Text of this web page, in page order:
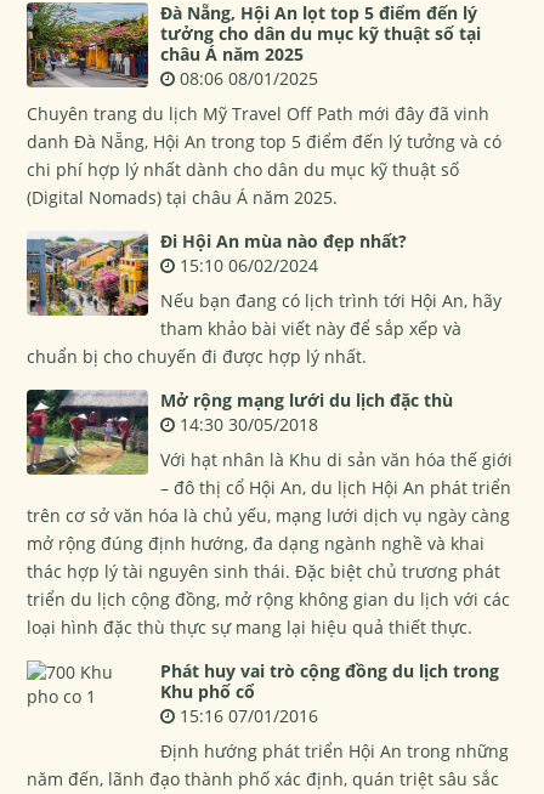
Đà Nẵng, Hội An lọt top 5 điểm đến lý
tưởng cho dân du mục kỹ thuật số tại
châu Á năm 2025
08:06 08/01/2025
Chuyên trang du lịch Mỹ Travel Off Path mới đây đã vinh
danh Đà Nẵng, Hội An trong top 5 điểm đến lý tưởng và có
chi phí hợp lý nhất dành cho dân du mục kỹ thuật số
(Digital Nomads) tại châu Á năm 2025.
Đi Hội An mùa nào đẹp nhất?
15:10 06/02/2024
Nếu bạn đang có lịch trình tới Hội An, hãy
tham khảo bài viết này để sắp xếp và
chuẩn bị cho chuyến đi được hợp lý nhất.
Mở rộng mạng lưới du lịch đặc thù
14:30 30/05/2018
Với hạt nhân là Khu di sản văn hóa thế giới
– đô thị cổ Hội An, du lịch Hội An phát triển
trên cơ sở văn hóa là chủ yếu, mạng lưới dịch vụ ngày càng
mở rộng đúng định hướng, đa dạng ngành nghề và khai
thác hợp lý tài nguyên sinh thái. Đặc biệt chủ trương phát
triển du lịch cộng đồng, mở rộng không gian du lịch với các
loại hình đặc thù thực sự mang lại hiệu quả thiết thực.
Phát huy vai trò cộng đồng du lịch trong
Khu phố cổ
15:16 07/01/2016
Định hướng phát triển Hội An trong những
năm đến, lãnh đạo thành phố xác định, quán triệt sâu sắc